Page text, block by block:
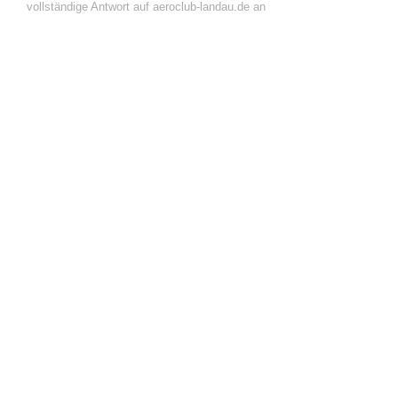
vollständige Antwort auf aeroclub-landau.de an